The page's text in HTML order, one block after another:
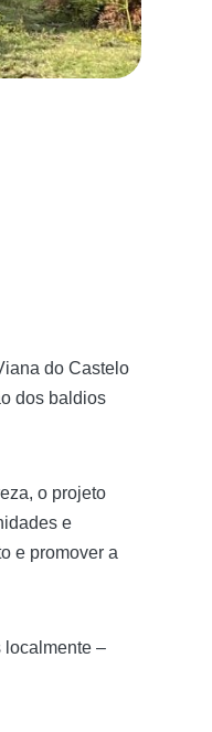
do Castelo
dos baldios
o projeto
e
e promover a
localmente –